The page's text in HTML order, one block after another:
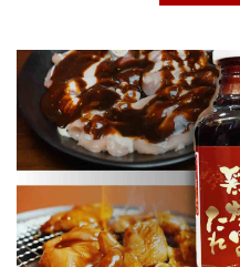
鶏っこ商品の